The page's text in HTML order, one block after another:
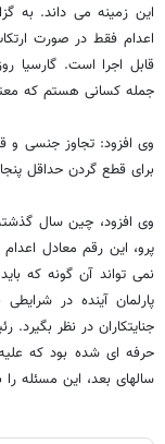
این زمینه می داند. به
اعدام فقط در صورت
قابل اجرا است. گارسیا
جمله کسانی هستم که
وی افزود: تجاوز جنسی و
برای قطع گردن حداقل
وی افزود، چین سال
پرو، این رقم معادل
نمی تواند آن گونه که
پارلمان آینده در
حرفه ای شده بود که
سالهای بعد، این مسئله